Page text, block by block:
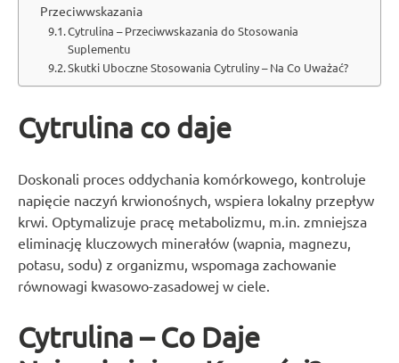
Przeciwwskazania
Cytrulina – Przeciwwskazania do Stosowania
Suplementu
Skutki Uboczne Stosowania Cytruliny – Na Co Uważać?
Cytrulina co daje
Doskonali proces oddychania komórkowego, kontroluje
napięcie naczyń krwionośnych, wspiera lokalny przepływ
krwi. Optymalizuje pracę metabolizmu, m.in. zmniejsza
eliminację kluczowych minerałów (wapnia, magnezu,
potasu, sodu) z organizmu, wspomaga zachowanie
równowagi kwasowo-zasadowej w ciele.
Cytrulina – Co Daje